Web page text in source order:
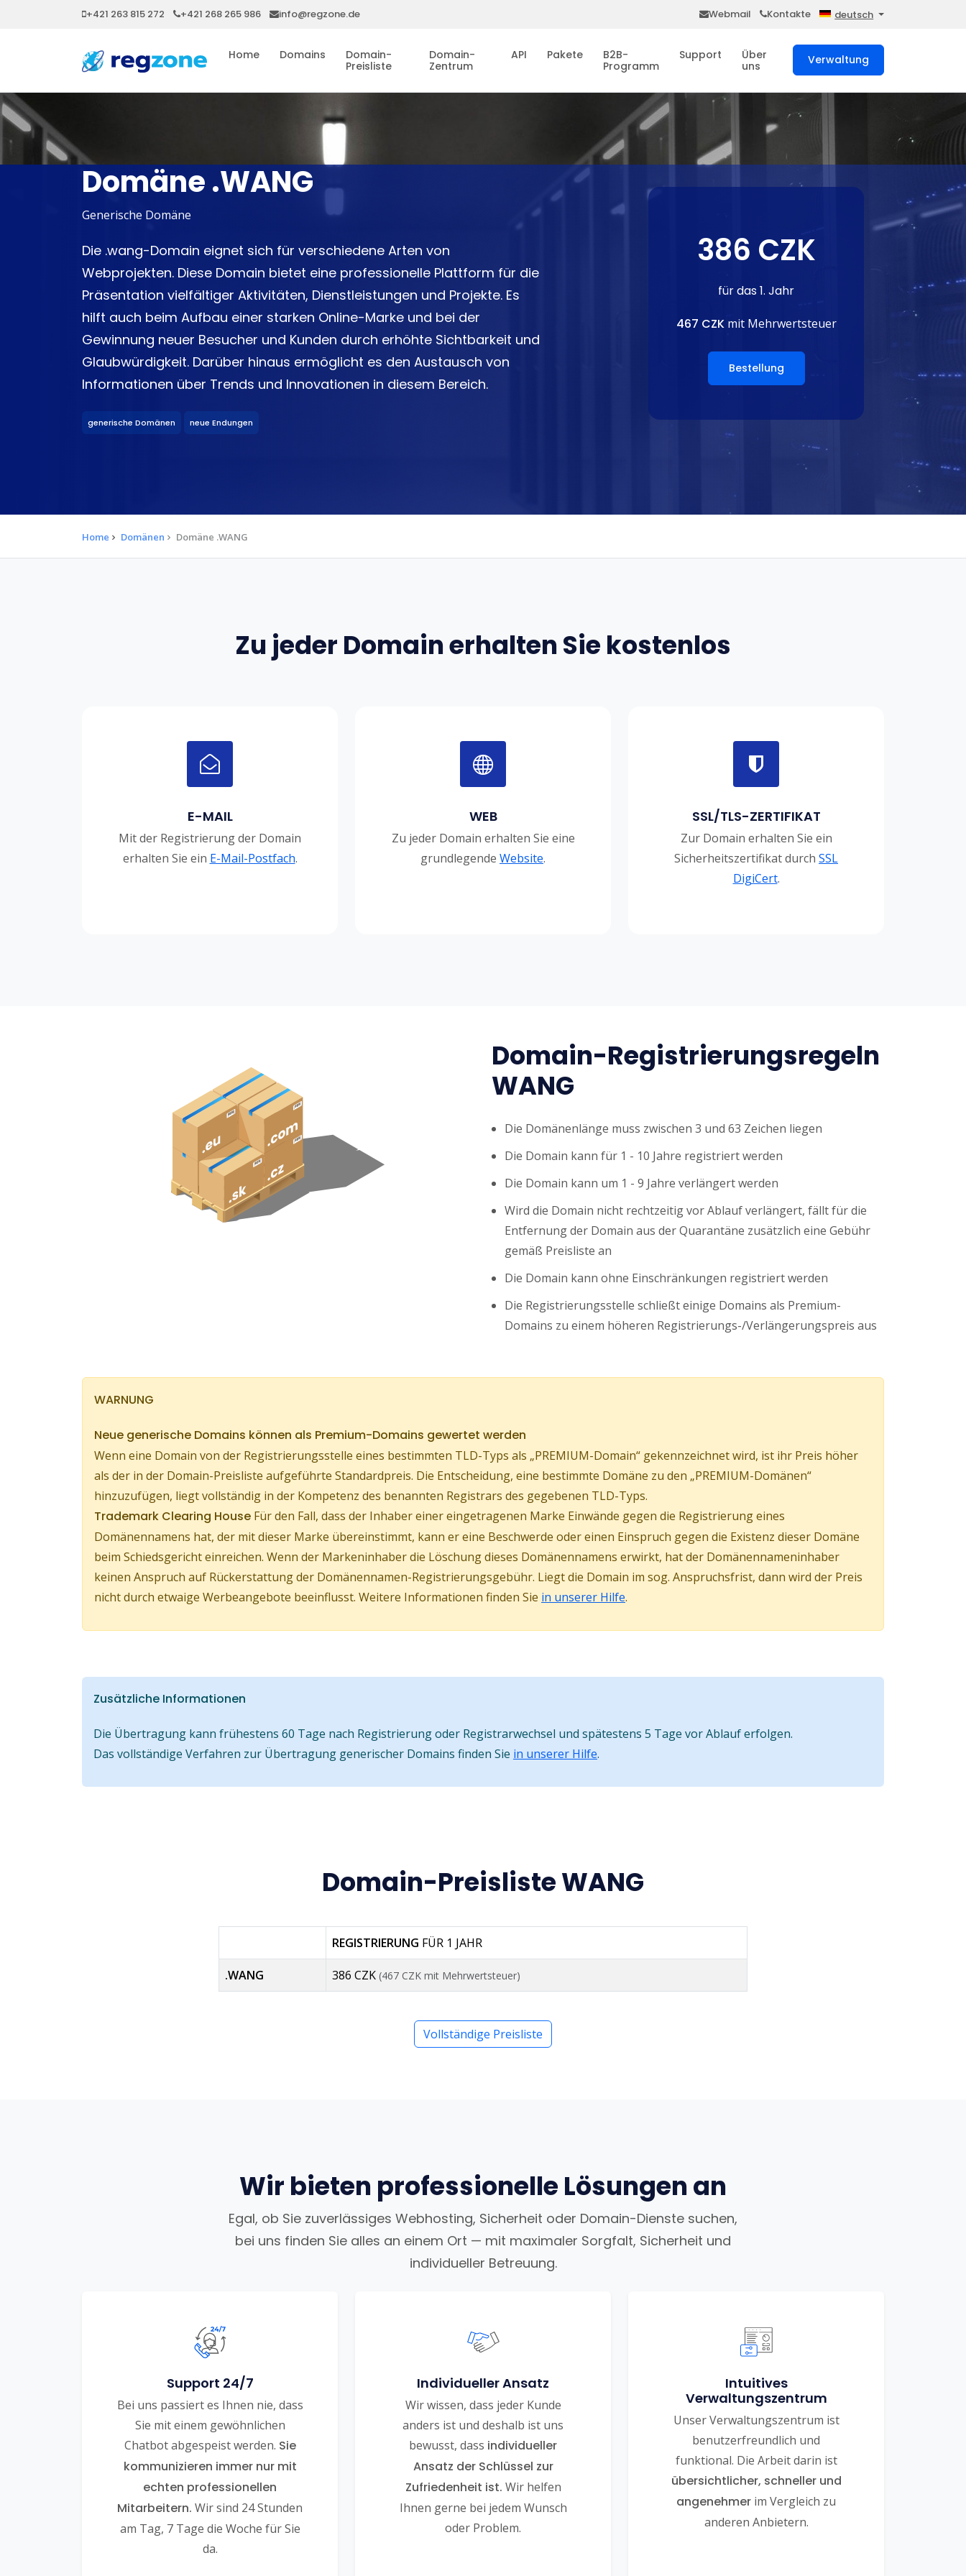
+421 263 815 272 +421 268 265 986 info@regzone.de Webmail Kontakte deutsch
Home Domains
Domain-
Preisliste
Domain-
Zentrum
API Pakete
B2B-
Programm
Support
Über
uns
Verwaltung
Domäne .WANG
Generische Domäne
Die .wang-Domain eignet sich für verschiedene Arten von
Webprojekten. Diese Domain bietet eine professionelle Plattform für die
Präsentation vielfältiger Aktivitäten, Dienstleistungen und Projekte. Es
hilft auch beim Aufbau einer starken Online-Marke und bei der
Gewinnung neuer Besucher und Kunden durch erhöhte Sichtbarkeit und
Glaubwürdigkeit. Darüber hinaus ermöglicht es den Austausch von
Informationen über Trends und Innovationen in diesem Bereich.
generische Domänen neue Endungen
386 CZK
für das 1. Jahr
467 CZKmit Mehrwertsteuer
Bestellung
Home Domänen Domäne .WANG
Zu jeder Domain erhalten Sie kostenlos
E-MAIL
Mit der Registrierung der Domain
erhalten Sie ein E-Mail-Postfach.
WEB
Zu jeder Domain erhalten Sie eine
grundlegende Website.
SSL/TLS-ZERTIFIKAT
Zur Domain erhalten Sie ein
Sicherheitszertifikat durch SSL
DigiCert.
Domain-Registrierungsregeln
WANG
Die Domänenlänge muss zwischen 3 und 63 Zeichen liegen
Die Domain kann für 1 - 10 Jahre registriert werden
Die Domain kann um 1 - 9 Jahre verlängert werden
Wird die Domain nicht rechtzeitig vor Ablauf verlängert, fällt für die
Entfernung der Domain aus der Quarantäne zusätzlich eine Gebühr
gemäß Preisliste an
Die Domain kann ohne Einschränkungen registriert werden
Die Registrierungsstelle schließt einige Domains als Premium-
Domains zu einem höheren Registrierungs-/Verlängerungspreis aus
WARNUNG
Neue generische Domains können als Premium-Domains gewertet werden
Wenn eine Domain von der Registrierungsstelle eines bestimmten TLD-Typs als „PREMIUM-Domain“ gekennzeichnet wird, ist ihr Preis höher
als der in der Domain-Preisliste aufgeführte Standardpreis. Die Entscheidung, eine bestimmte Domäne zu den „PREMIUM-Domänen“
hinzuzufügen, liegt vollständig in der Kompetenz des benannten Registrars des gegebenen TLD-Typs.
Trademark Clearing House Für den Fall, dass der Inhaber einer eingetragenen Marke Einwände gegen die Registrierung eines
Domänennamens hat, der mit dieser Marke übereinstimmt, kann er eine Beschwerde oder einen Einspruch gegen die Existenz dieser Domäne
beim Schiedsgericht einreichen. Wenn der Markeninhaber die Löschung dieses Domänennamens erwirkt, hat der Domänennameninhaber
keinen Anspruch auf Rückerstattung der Domänennamen-Registrierungsgebühr. Liegt die Domain im sog. Anspruchsfrist, dann wird der Preis
nicht durch etwaige Werbeangebote beeinflusst. Weitere Informationen finden Sie in unserer Hilfe.
Zusätzliche Informationen
Die Übertragung kann frühestens 60 Tage nach Registrierung oder Registrarwechsel und spätestens 5 Tage vor Ablauf erfolgen.
Das vollständige Verfahren zur Übertragung generischer Domains finden Sie in unserer Hilfe.
Domain-Preisliste WANG
REGISTRIERUNG FÜR 1 JAHR
.WANG 386 CZK (467 CZK mit Mehrwertsteuer)
Vollständige Preisliste
Wir bieten professionelle Lösungen an
Egal, ob Sie zuverlässiges Webhosting, Sicherheit oder Domain-Dienste suchen,
bei uns finden Sie alles an einem Ort — mit maximaler Sorgfalt, Sicherheit und
individueller Betreuung.
Support 24/7
Bei uns passiert es Ihnen nie, dass
Sie mit einem gewöhnlichen
Chatbot abgespeist werden. Sie
kommunizieren immer nur mit
echten professionellen
Mitarbeitern. Wir sind 24 Stunden
am Tag, 7 Tage die Woche für Sie
da.
Individueller Ansatz
Wir wissen, dass jeder Kunde
anders ist und deshalb ist uns
bewusst, dass individueller
Ansatz der Schlüssel zur
Zufriedenheit ist. Wir helfen
Ihnen gerne bei jedem Wunsch
oder Problem.
Intuitives
Verwaltungszentrum
Unser Verwaltungszentrum ist
benutzerfreundlich und
funktional. Die Arbeit darin ist
übersichtlicher, schneller und
angenehmer im Vergleich zu
anderen Anbietern.